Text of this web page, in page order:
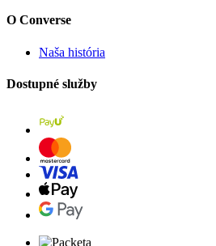
O Converse
Naša história
Dostupné služby